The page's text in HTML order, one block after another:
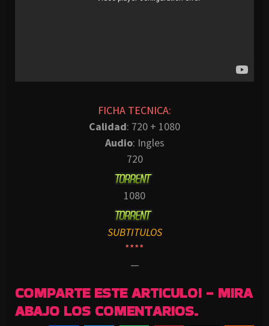
FICHA TECNICA:
Calidad: 720 + 1080
Audio: Ingles
720
1080
SUBTITULOS
****
—
COMPARTE ESTE ARTICULO! - MIRA
ABAJO LOS COMENTARIOS.